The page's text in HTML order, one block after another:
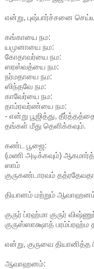
என்று, புஷ்பார்ச்சனை
கங்காயை நம:
யமுனாயை நம:
கோதாவர்யை நம:
ஸரஸ்வத்யை நம:
நர்மதாயை நம:
ஸிந்தவே நம:
காவேர்யை நம:
தாம்ரவர்ண்யை நம:
- என்று பூஜித்து,
தங்கள் மீது தெளிக்கவும்.
கண்ட பூஜை:
(மணி அடிக்கவும்)
ஸாம்
குருகண்டாரவம்
தியானம் மற்றும்
குருர் ப்ரஹ்மா குருர்
குருஸ்ஸாக்ஷாத் பரம்ப்ரஹ்ம
என்று, குருவை தியானித்த
ஆவாஹனம்: